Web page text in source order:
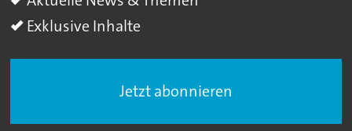
Exklusive Inhalte
Jetzt abonnieren